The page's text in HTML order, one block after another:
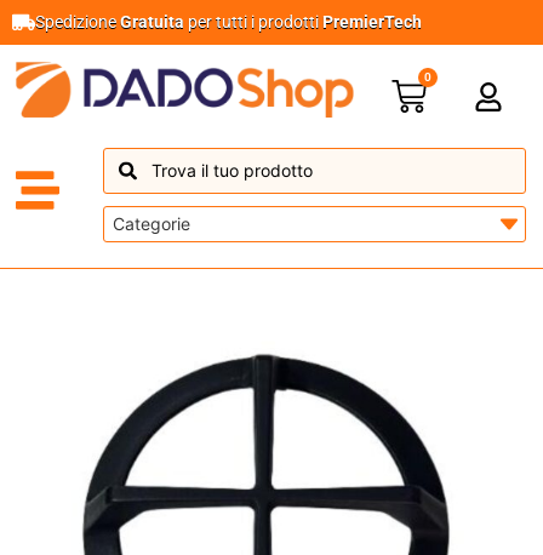
SpedizioneGratuita per tutti i prodottiPremierTech
0